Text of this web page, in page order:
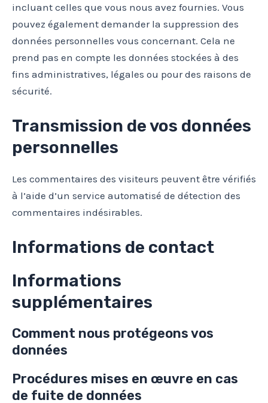
incluant celles que vous nous avez fournies. Vous
pouvez également demander la suppression des
données personnelles vous concernant. Cela ne
prend pas en compte les données stockées à des
fins administratives, légales ou pour des raisons de
sécurité.
Transmission de vos données
personnelles
Les commentaires des visiteurs peuvent être vérifiés
à l’aide d’un service automatisé de détection des
commentaires indésirables.
Informations de contact
Informations
supplémentaires
Comment nous protégeons vos
données
Procédures mises en œuvre en cas
de fuite de données